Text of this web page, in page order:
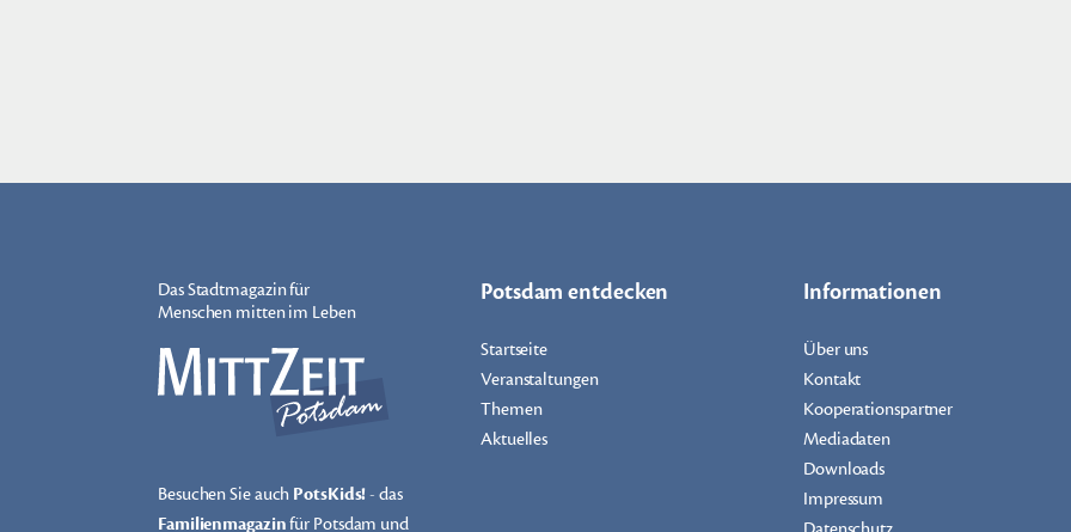
Das Stadtmagazin für
Menschen mitten im Leben
Besuchen Sie auch PotsKids!- das
Familienmagazinfür Potsdam und
Potsdam entdecken
Startseite
Veranstaltungen
Themen
Aktuelles
Informationen
Über uns
Kontakt
Kooperationspartner
Mediadaten
Downloads
Impressum